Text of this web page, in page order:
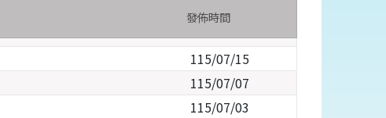
發佈時間
115/07/15
115/07/07
115/07/03